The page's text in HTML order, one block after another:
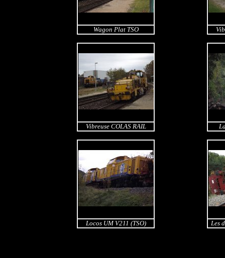
Wagon Plat TSO
Vibreuse COLAS RAIL
Locos UM V211 (TSO) Les